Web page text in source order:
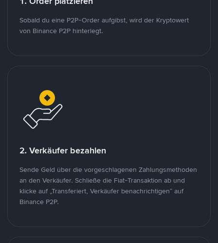
Sobald du eine P2P-Order aufgibst, wird der Kryptowert
von Binance P2P hinterlegt.
2. Verkäufer bezahlen
Sende Geld über die vorgeschlagenen Zahlungsmethoden
an den Verkäufer. Schließe die Fiat-Transaktion ab und
klicke auf „Transferiert, Verkäufer benachrichtigen“ auf
Binance P2P.